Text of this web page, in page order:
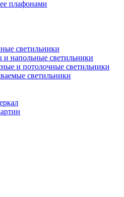
плафонами
светильники
и напольные светильники
и потолочные светильники
светильники